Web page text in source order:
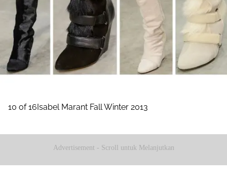
10 of 16Isabel Marant Fall Winter 2013
Advertisement - Scroll untuk Melanjutkan